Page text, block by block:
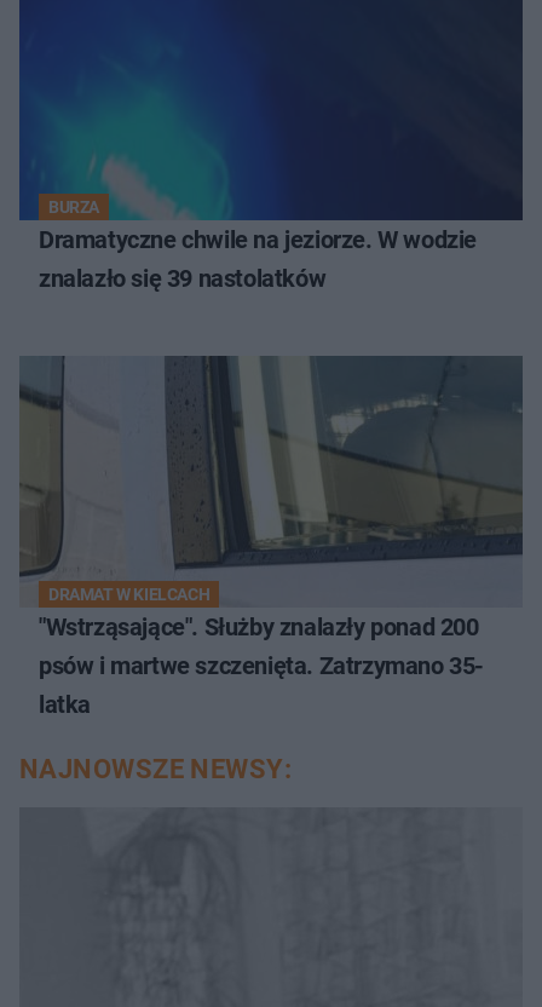
BURZA
Dramatyczne chwile na jeziorze. W wodzie
znalazło się 39 nastolatków
DRAMAT W KIELCACH
"Wstrząsające". Służby znalazły ponad 200
psów i martwe szczenięta. Zatrzymano 35-
latka
NAJNOWSZE NEWSY: